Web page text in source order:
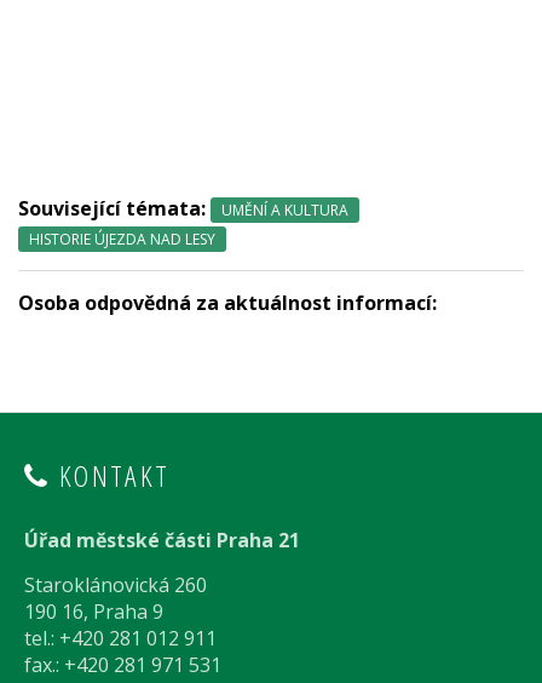
Související témata:
UMĚNÍ A KULTURA
HISTORIE ÚJEZDA NAD LESY
Osoba odpovědná za aktuálnost informací:
KONTAKT
Úřad městské části Praha 21
Staroklánovická 260
190 16, Praha 9
tel.: +420 281 012 911
fax.: +420 281 971 531